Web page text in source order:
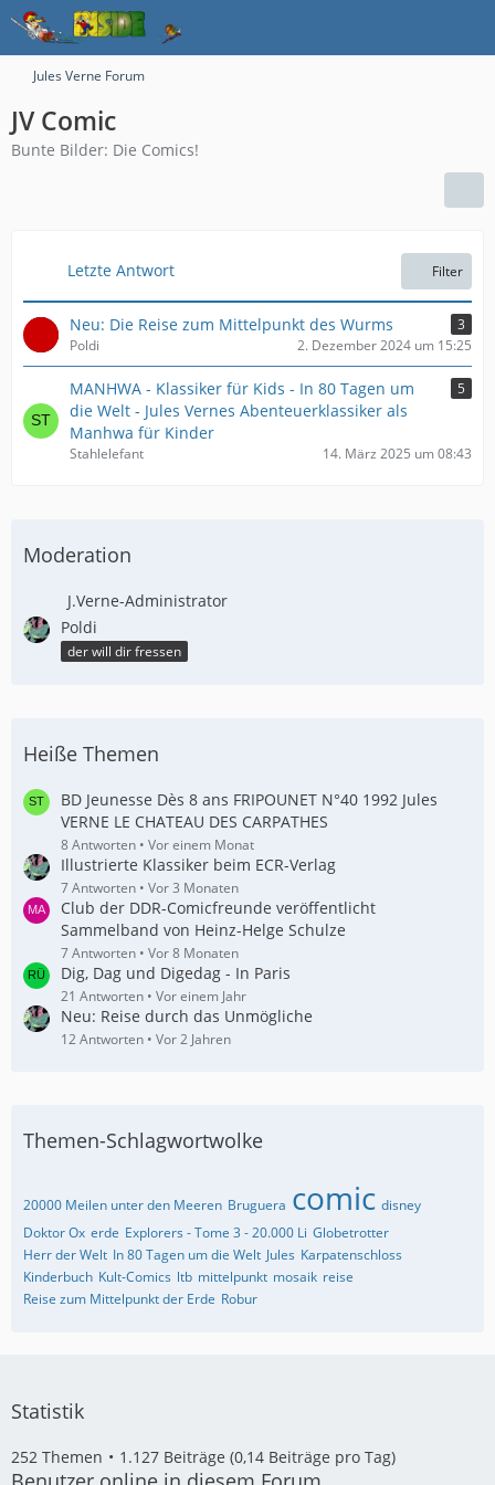
Jules Verne Forum
JV Comic
Bunte Bilder: Die Comics!
Letzte Antwort Filter
Neu: Die Reise zum Mittelpunkt des Wurms
3
Poldi
2. Dezember 2024 um 15:25
MANHWA - Klassiker für Kids - In 80 Tagen um
die Welt - Jules Vernes Abenteuerklassiker als
Manhwa für Kinder
5
Stahlelefant 14. März 2025 um 08:43
Moderation
J.Verne-Administrator
Poldi
der will dir fressen
Heiße Themen
BD Jeunesse Dès 8 ans FRIPOUNET N°40 1992 Jules
VERNE LE CHATEAU DES CARPATHES
8 Antworten Vor einem Monat
Illustrierte Klassiker beim ECR-Verlag
7 Antworten Vor 3 Monaten
Club der DDR-Comicfreunde veröffentlicht
Sammelband von Heinz-Helge Schulze
7 Antworten Vor 8 Monaten
Dig, Dag und Digedag - In Paris
21 Antworten Vor einem Jahr
Neu: Reise durch das Unmögliche
12 Antworten Vor 2 Jahren
Themen-Schlagwortwolke
20000 Meilen unter den Meeren Bruguera comic disney
Doktor Ox erde Explorers - Tome 3 - 20.000 Li Globetrotter
Herr der Welt In 80 Tagen um die Welt Jules Karpatenschloss
Kinderbuch Kult-Comics ltb mittelpunkt mosaik reise
Reise zum Mittelpunkt der Erde Robur
Statistik
252 Themen 1.127 Beiträge (0,14 Beiträge pro Tag)